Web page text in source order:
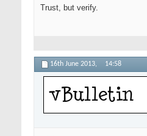
Trust, but verify.
16th June 2013, 14:58